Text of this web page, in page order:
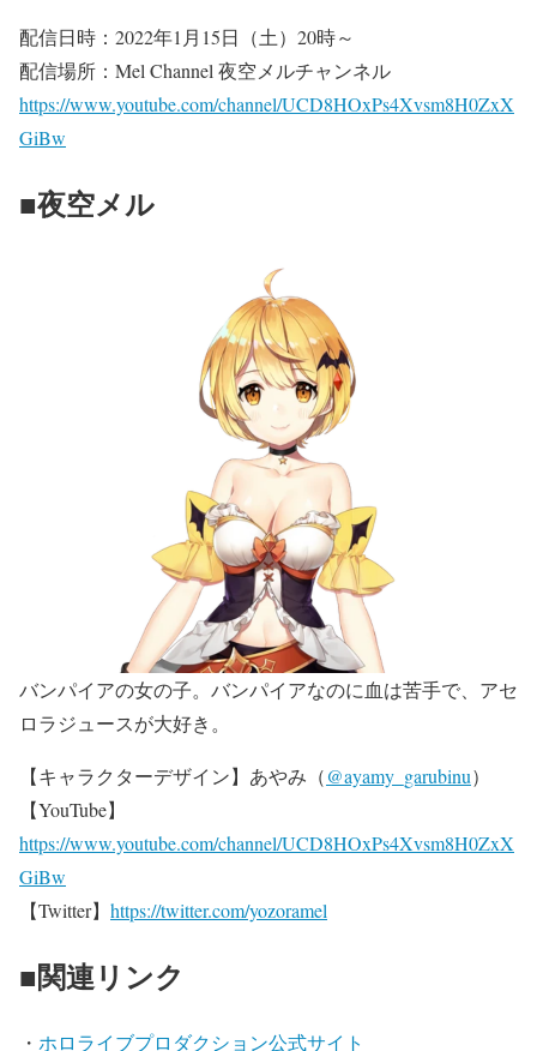
配信日時：2022年1月15日（土）20時～
配信場所：Mel Channel 夜空メルチャンネル
https://www.youtube.com/channel/UCD8HOxPs4Xvsm8H0ZxX
GiBw
■夜空メル
バンパイアの女の子。バンパイアなのに血は苦手で、アセ
ロラジュースが大好き。
【キャラクターデザイン】あやみ（@ayamy_garubinu）
【YouTube】
https://www.youtube.com/channel/UCD8HOxPs4Xvsm8H0ZxX
GiBw
【Twitter】 https://twitter.com/yozoramel
■関連リンク
・ ホロライブプロダクション公式サイト